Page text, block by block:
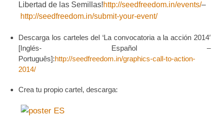
Libertad de las Semillas!http://seedfreedom.in/events/–
http://seedfreedom.in/submit-your-event/
Descarga los carteles del ‘La convocatoria a la acción 2014′
[Inglés- Español –
Português]:http://seedfreedom.in/graphics-call-to-action-
2014/
Crea tu propio cartel, descarga: